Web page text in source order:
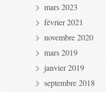
mars 2023
février 2021
novembre 2020
mars 2019
janvier 2019
septembre 2018